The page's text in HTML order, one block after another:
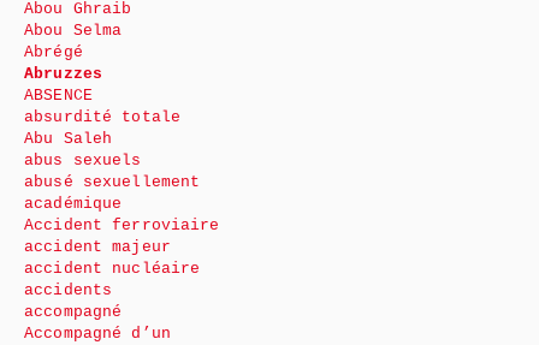
Abou Ghraib
Abou Selma
Abrégé
Abruzzes
ABSENCE
absurdité totale
Abu Saleh
abus sexuels
abusé sexuellement
académique
Accident ferroviaire
accident majeur
accident nucléaire
accidents
accompagné
Accompagné d’un